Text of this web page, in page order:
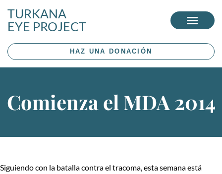
TURKANA
EYE PROJECT
HAZ UNA DONACIÓN
Comienza el MDA 2014
Siguiendo con la batalla contra el tracoma, esta semana está